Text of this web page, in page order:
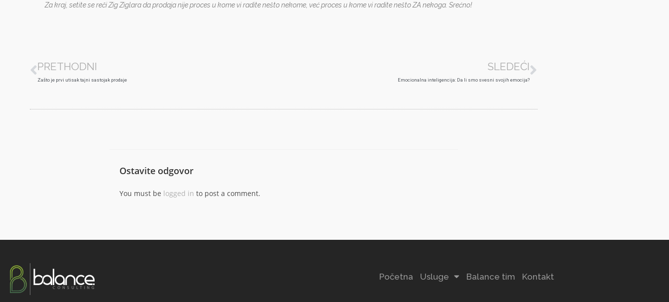
Za kraj, setite se reči Zig Ziglara da prodaja nije proces u kome vi radite nešto nekome, već proces u kome vi radite nešto ZA nekoga. Srećno!
PRETHODNI
Zašto je prvi utisak tajni sastojak prodaje
SLEDEĆI
Emocionalna inteligencija: Da li smo svesni svojih emocija?
Ostavite odgovor
You must be logged in to post a comment.
Početna Usluge Balance tim Kontakt